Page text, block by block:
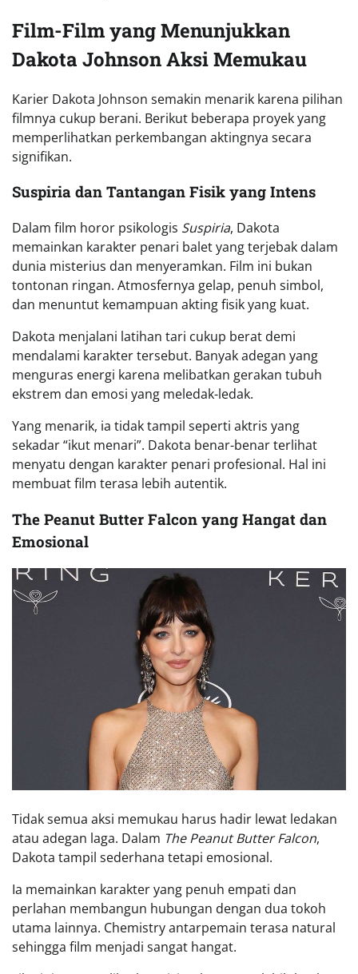
Film-Film yang Menunjukkan
Dakota Johnson Aksi Memukau
Karier Dakota Johnson semakin menarik karena pilihan
filmnya cukup berani. Berikut beberapa proyek yang
memperlihatkan perkembangan aktingnya secara
signifikan.
Suspiria dan Tantangan Fisik yang Intens
Dalam film horor psikologis Suspiria, Dakota
memainkan karakter penari balet yang terjebak dalam
dunia misterius dan menyeramkan. Film ini bukan
tontonan ringan. Atmosfernya gelap, penuh simbol,
dan menuntut kemampuan akting fisik yang kuat.
Dakota menjalani latihan tari cukup berat demi
mendalami karakter tersebut. Banyak adegan yang
menguras energi karena melibatkan gerakan tubuh
ekstrem dan emosi yang meledak-ledak.
Yang menarik, ia tidak tampil seperti aktris yang
sekadar “ikut menari”. Dakota benar-benar terlihat
menyatu dengan karakter penari profesional. Hal ini
membuat film terasa lebih autentik.
The Peanut Butter Falcon yang Hangat dan
Emosional
Tidak semua aksi memukau harus hadir lewat ledakan
atau adegan laga. Dalam The Peanut Butter Falcon,
Dakota tampil sederhana tetapi emosional.
Ia memainkan karakter yang penuh empati dan
perlahan membangun hubungan dengan dua tokoh
utama lainnya. Chemistry antarpemain terasa natural
sehingga film menjadi sangat hangat.